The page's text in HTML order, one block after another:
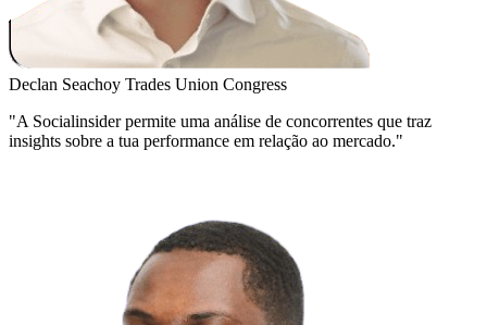
Declan Seachoy Trades Union Congress
"A Socialinsider permite uma análise de concorrentes que traz
insights sobre a tua performance em relação ao mercado."